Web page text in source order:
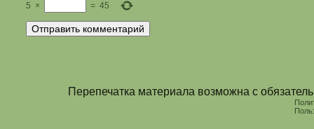
5 × = 45
Перепечатка материала возможна с